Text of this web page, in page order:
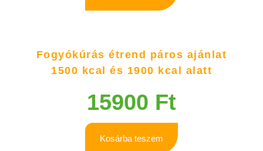
Fogyókúrás étrend páros ajánlat
1500 kcal és 1900 kcal alatt
15900 Ft
Kosárba teszem